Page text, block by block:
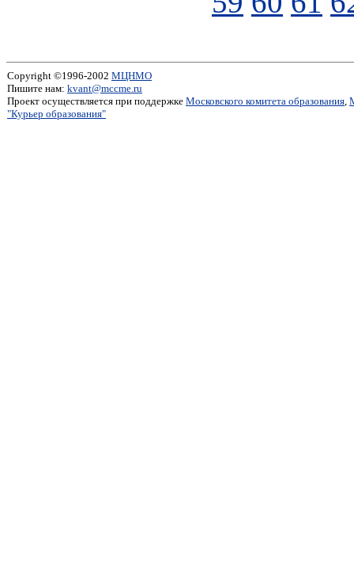
Copyright ©1996-2002 МЦНМО
Пишите нам: kvant@mccme.ru
Проект осуществляется при поддержке Московского комитета образования,
"Курьер образования"